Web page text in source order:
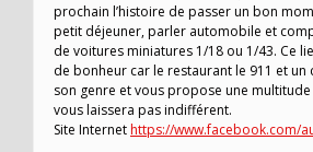
prochain l’histoire de passer un bon
petit déjeuner, parler automobile et
de voitures miniatures 1/18 ou 1/43. Ce
de bonheur car le restaurant le 911 et un
son genre et vous propose une
vous laissera pas indifférent.
Site Internethttps://www.facebook.com/